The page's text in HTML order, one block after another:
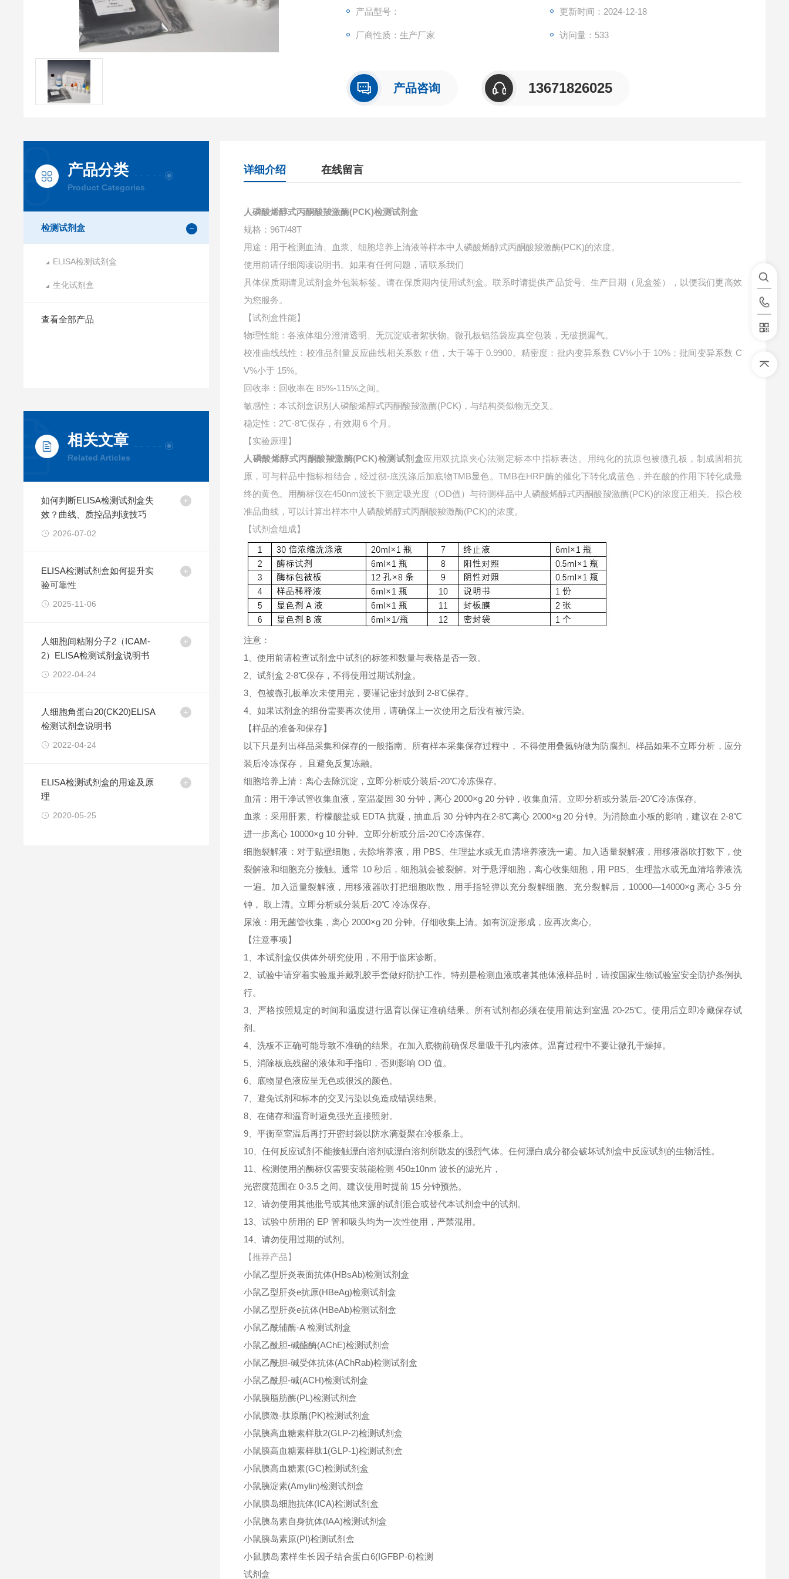
产品型号： 更新时间：2024-12-18
厂商性质：生产厂家 访问量：533
产品咨询 13671826025
产品分类
Product Categories
检测试剂盒
ELISA检测试剂盒
生化试剂盒
查看全部产品
相关文章
Related Articles
如何判断ELISA检测试剂盒失
效？曲线、质控品判读技巧
2026-07-02
ELISA检测试剂盒如何提升实
验可靠性
2025-11-06
人细胞间粘附分子2（ICAM-
2）ELISA检测试剂盒说明书
2022-04-24
人细胞角蛋白20(CK20)ELISA
检测试剂盒说明书
2022-04-24
ELISA检测试剂盒的用途及原
理
2020-05-25
详细介绍 在线留言
人磷酸烯醇式丙酮酸羧激酶(PCK)检测试剂盒
规格：96T/48T
用途：用于检测血清、血浆、细胞培养上清液等样本中 人磷酸烯醇式丙酮酸羧激酶(PCK)的浓度。
使用前请仔细阅读说明书。如果有任何问题，请联系我们
具体保质期请见试剂盒外包装标签。请在保质期内使用试剂盒。联系时请提供产品货号、生产日期（见盒签），以便我们更高效
为您服务。
【试剂盒性能】
物理性能：各液体组分澄清透明、无沉淀或者絮状物。微孔板铝箔袋应真空包装，无破损漏气。
校准曲线线性：校准品剂量反应曲线相关系数 r 值，大于等于 0.9900。精密度：批内变异系数 CV%小于 10%；批间变异系数 C
V%小于 15%。
回收率：回收率在 85%-115%之间。
敏感性：本试剂盒识别人磷酸烯醇式丙酮酸羧激酶(PCK)，与结构类似物无交叉。
稳定性：2℃-8℃保存，有效期 6 个月。
【实验原理】
人磷酸烯醇式丙酮酸羧激酶(PCK)检测试剂盒应用双抗原夹心法测定标本中指标表达。用纯化的抗原包被微孔板，制成固相抗
原，可与样品中指标相结合，经过彻-底洗涤后加底物TMB显色。TMB在HRP酶的催化下转化成蓝色，并在酸的作用下转化成最
终的黄色。用酶标仪在450nm波长下测定吸光度（OD值）与待测样品中 人磷酸烯醇式丙酮酸羧激酶(PCK)的浓度正相关。拟合校
准品曲线，可以计算出样本中 人磷酸烯醇式丙酮酸羧激酶(PCK)的浓度。
【试剂盒组成】
注意：
1、使用前请检查试剂盒中试剂的标签和数量与表格是否一致。
2、试剂盒 2-8℃保存，不得使用过期试剂盒。
3、包被微孔板单次未使用完，要谨记密封放到 2-8℃保存。
4、如果试剂盒的组份需要再次使用，请确保上一次使用之后没有被污染。
【样品的准备和保存】
以下只是列出样品采集和保存的一般指南。所有样本采集保存过程中， 不得使用叠氮钠做为防腐剂。样品如果不立即分析，应分
装后冷冻保存， 且避免反复冻融。
细胞培养上清：离心去除沉淀，立即分析或分装后-20℃冷冻保存。
血清：用干净试管收集血液，室温凝固 30 分钟，离心 2000×g 20 分钟，收集血清。立即分析或分装后-20℃冷冻保存。
血浆：采用肝素、柠檬酸盐或 EDTA 抗凝，抽血后 30 分钟内在2-8℃离心 2000×g 20 分钟。为消除血小板的影响，建议在 2-8℃
进一步离心 10000×g 10 分钟。立即分析或分后-20℃冷冻保存。
细胞裂解液：对于贴壁细胞，去除培养液，用 PBS、生理盐水或无血清培养液洗一遍。加入适量裂解液，用移液器吹打数下，使
裂解液和细胞充分接触。通常 10 秒后，细胞就会被裂解。对于悬浮细胞，离心收集细胞，用 PBS、生理盐水或无血清培养液洗
一遍。加入适量裂解液，用移液器吹打把细胞吹散，用手指轻弹以充分裂解细胞。充分裂解后，10000—14000×g 离心 3-5 分
钟， 取上清。立即分析或分装后-20℃ 冷冻保存。
尿液：用无菌管收集，离心 2000×g 20 分钟。仔细收集上清。如有沉淀形成，应再次离心。
【注意事项】
1、本试剂盒仅供体外研究使用，不用于临床诊断。
2、试验中请穿着实验服并戴乳胶手套做好防护工作。特别是检测血液或者其他体液样品时，请按国家生物试验室安全防护条例执
行。
3、严格按照规定的时间和温度进行温育以保证准确结果。所有试剂都必须在使用前达到室温 20-25℃。使用后立即冷藏保存试
剂。
4、洗板不正确可能导致不准确的结果。在加入底物前确保尽量吸干孔内液体。温育过程中不要让微孔干燥掉。
5、消除板底残留的液体和手指印，否则影响 OD 值。
6、底物显色液应呈无色或很浅的颜色。
7、避免试剂和标本的交叉污染以免造成错误结果。
8、在储存和温育时避免强光直接照射。
9、平衡至室温后再打开密封袋以防水滴凝聚在冷板条上。
10、任何反应试剂不能接触漂白溶剂或漂白溶剂所散发的强烈气体。任何漂白成分都会破坏试剂盒中反应试剂的生物活性。
11、检测使用的酶标仪需要安装能检测 450±10nm 波长的滤光片，
光密度范围在 0-3.5 之间。建议使用时提前 15 分钟预热。
12、请勿使用其他批号或其他来源的试剂混合或替代本试剂盒中的试剂。
13、试验中所用的 EP 管和吸头均为一次性使用，严禁混用。
14、请勿使用过期的试剂。
【推荐产品】
小鼠乙型肝炎表面抗体(HBsAb)检测试剂盒
小鼠乙型肝炎e抗原(HBeAg)检测试剂盒
小鼠乙型肝炎e抗体(HBeAb)检测试剂盒
小鼠乙酰辅酶-A 检测试剂盒
小鼠乙酰胆-碱酯酶(AChE)检测试剂盒
小鼠乙酰胆-碱受体抗体(AChRab)检测试剂盒
小鼠乙酰胆-碱(ACH)检测试剂盒
小鼠胰脂肪酶(PL)检测试剂盒
小鼠胰激-肽原酶(PK)检测试剂盒
小鼠胰高血糖素样肽2(GLP-2)检测试剂盒
小鼠胰高血糖素样肽1(GLP-1)检测试剂盒
小鼠胰高血糖素(GC)检测试剂盒
小鼠胰淀素(Amylin)检测试剂盒
小鼠胰岛细胞抗体(ICA)检测试剂盒
小鼠胰岛素自身抗体(IAA)检测试剂盒
小鼠胰岛素原(PI)检测试剂盒
小鼠胰岛素样生长因子结合蛋白6(IGFBP-6)检测
试剂盒